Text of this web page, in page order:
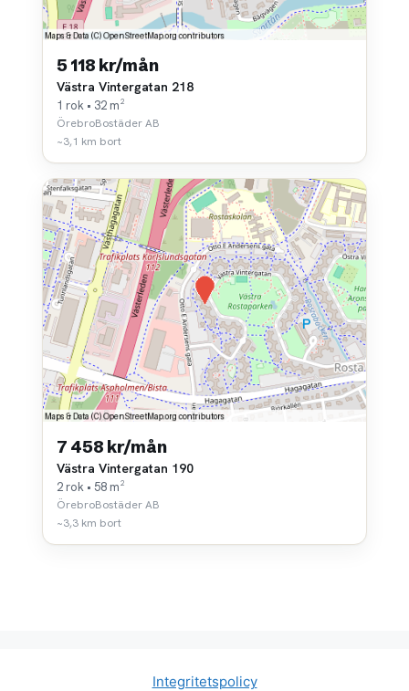
5 118 kr/mån
Västra Vintergatan 218
1 rok • 32 m²
ÖrebroBostäder AB
~3,1 km bort
7 458 kr/mån
Västra Vintergatan 190
2 rok • 58 m²
ÖrebroBostäder AB
~3,3 km bort
Integritetspolicy